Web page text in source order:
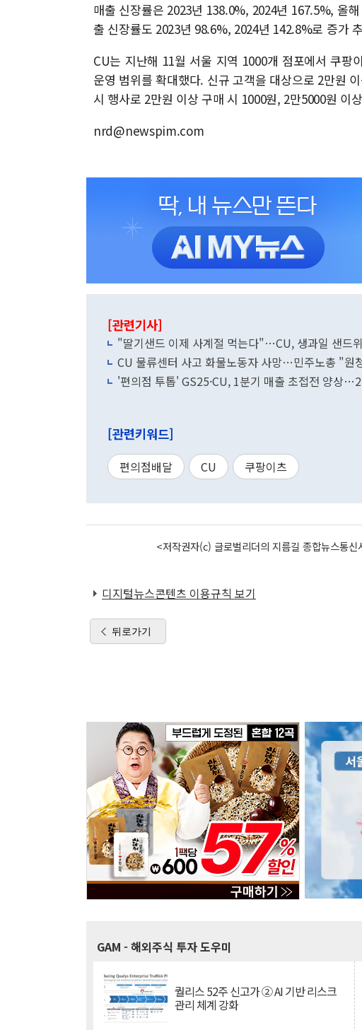
매출 신장률은 2023년 138.0%, 2024년 167.5%, 올
출 신장률도 2023년 98.6%, 2024년 142.8%로 증가
CU는 지난해 11월 서울 지역 1000개 점포에서 쿠팡
운영 범위를 확대했다. 신규 고객을 대상으로 2만원
시 행사로 2만원 이상 구매 시 1000원, 2만5000원 이
nrd@newspim.com
[관련기사]
"딸기샌드 이제 사계절 먹는다"…CU, 생과일 샌드
CU 물류센터 사고 화물노동자 사망…민주노총 "원
'편의점 투톱' GS25·CU, 1분기 매출 초접전 양상
[관련키워드]
편의점배달 CU 쿠팡이츠
<저작권자(c) 글로벌리더의 지름길 종합뉴스통
디지털뉴스콘텐츠 이용규칙 보기
뒤로가기
GAM - 해외주식 투자 도우미
퀄리스 52주 신고가 ② AI 기반 리스크
관리 체계 강화